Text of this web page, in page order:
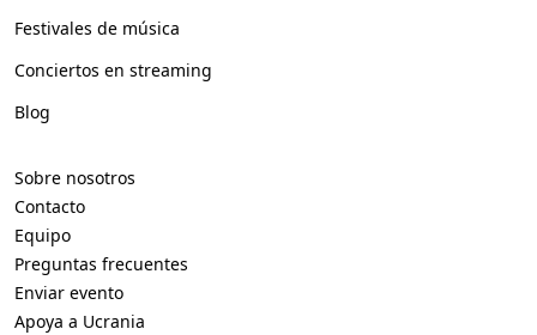
Festivales de música
Conciertos en streaming
Blog
Sobre nosotros
Contacto
Equipo
Preguntas frecuentes
Enviar evento
Apoya a Ucrania